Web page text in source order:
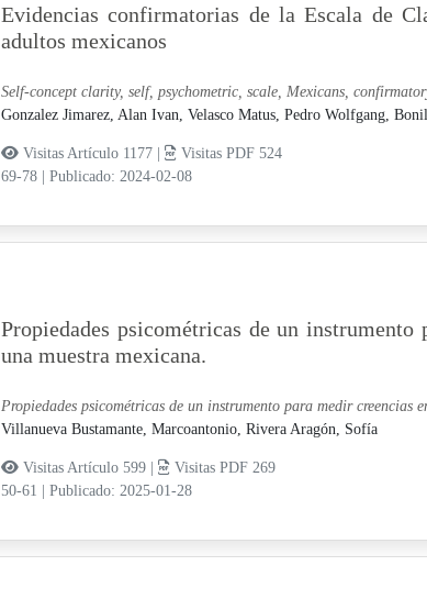
Evidencias confirmatorias de la Escala de
adultos mexicanos
Self-concept clarity, self, psychometric, scale, Mexicans,
Gonzalez Jimarez, Alan Ivan, Velasco Matus, Pedro Wolfgang,
Visitas Artículo 1177 |
Visitas PDF 524
69-78
Publicado: 2024-02-08
Propiedades psicométricas de un
una muestra mexicana.
Propiedades psicométricas de un instrumento para medir creencias
Villanueva Bustamante, Marcoantonio, Rivera Aragón, Sofía
Visitas Artículo 599 |
Visitas PDF 269
50-61
Publicado: 2025-01-28